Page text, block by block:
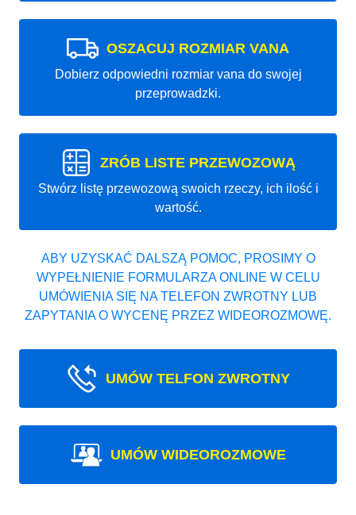
OSZACUJ ROZMIAR VANA
Dobierz odpowiedni rozmiar vana do swojej
przeprowadzki.
ZRÓB LISTE PRZEWOZOWĄ
Stwórz listę przewozową swoich rzeczy, ich ilość i
wartość.
ABY UZYSKAĆ DALSZĄ POMOC, PROSIMY O
WYPEŁNIENIE FORMULARZA ONLINE W CELU
UMÓWIENIA SIĘ NA TELEFON ZWROTNY LUB
ZAPYTANIA O WYCENĘ PRZEZ WIDEOROZMOWĘ.
UMÓW TELFON ZWROTNY
UMÓW WIDEOROZMOWE